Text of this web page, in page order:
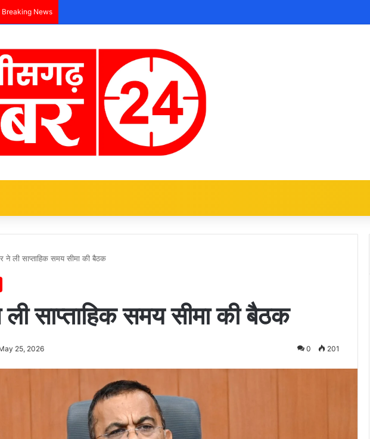
Breaking News
ने ली साप्ताहिक समय सीमा की बैठक
साप्ताहिक समय सीमा की बैठक
25, 2026 0 201